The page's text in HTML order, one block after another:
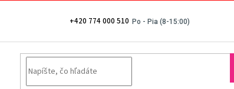
+420 774 000 510